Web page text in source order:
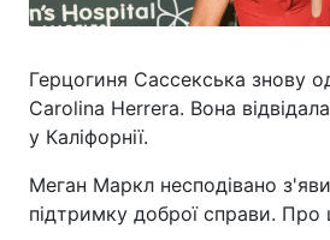
Герцогиня Сассекська знову
Carolina Herrera. Вона
у Каліфорнії.
Меган Маркл несподівано
підтримку доброї справи.